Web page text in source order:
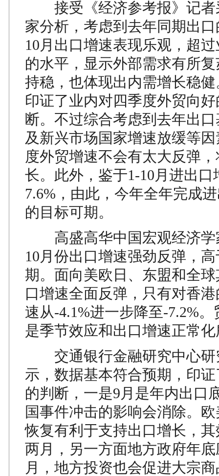
接受《经济参考报》记者
家分析，考虑到去年同期出
10月出口增速表现乐观，超
的水平，显示外部需求有所
持稳，也体现出内需增长稳
印证了业内对四季度外贸向
断。不过综合考虑到去年出
及新兴市场国家增速放缓等
度外贸增速不会有太大反弹
长。此外，鉴于1-10月进出口
7.6%，由此，今年全年完成
的目标可期。
高盛高华中国宏观经济学
10月份出口增速强劲反弹，
期。面向美欧日、东盟和全
口增速全面反弹，只有对香
速从-4.1%进一步降至-7.2%
是季节效应和出口增速正常
交通银行金融研究中心研
示，数据基本符合预期，印
的判断，一是9月是年内出口
国事件冲击的影响会消除。
恢复有利于支持出口增长，
两月，另一方面地方政府年
月，地方投资也会促进大宗